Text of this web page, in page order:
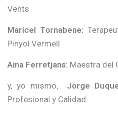
Vents
Maricel Tornabene:
Pinyol Vermell
Aina Ferretjans: Maestra del
y, yo mismo, Jorge
Profesional y Calidad.